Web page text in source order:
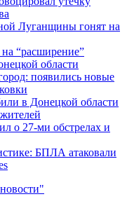
Луганщины гонят на
“расширение”
области
появились новые
в Донецкой области
о 27-ми обстрелах и
БПЛА атаковали